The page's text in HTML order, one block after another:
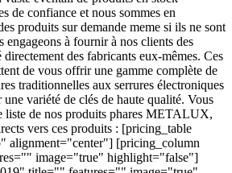
de confiance et nous sommes en
produits sur demande meme si ils ne sont
engageons à fournir à nos clients des
des fabricants eux-mêmes. Ces
de vous offrir une gamme complète de
traditionnelles aux serrures électroniques
une variété de clés de haute qualité. Vous
liste de nos produits phares METALUX,
vers ces produits : [pricing_table
alignment="center"] [pricing_column
image="true" highlight="false"]